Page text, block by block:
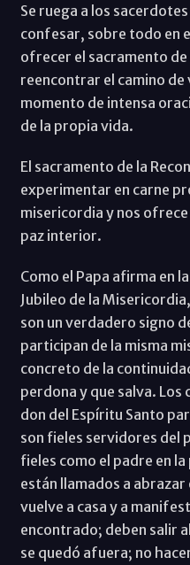
Se ruega a los
confesar, sobre todo en
ofrecer el sacramento de
reencontrar el camino de
momento de intensa
de la propia vida.
El sacramento de la
experimentar en carne
misericordia y nos
paz interior.
Como el Papa afirma en
Jubileo de la
son un verdadero signo
participan de la misma
concreto de la
perdona y que salva.
don del Espíritu Santo
son fieles servidores del
fieles como el padre en
están llamados a
vuelve a casa y a
encontrado; deben salir
se quedó afuera; no